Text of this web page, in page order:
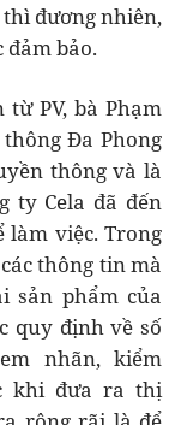
đương nhiên,
đảm bảo.
PV, bà Phạm
Đa Phong
thông và là
ty Cela đã đến
làm việc. Trong
thông tin mà
sản phẩm của
quy định về số
nhãn, kiểm
khi đưa ra thị